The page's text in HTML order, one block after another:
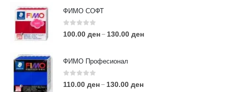
ФИМО СОФТ
0 out of 5
100.00 ден – 130.00 ден
ФИМО Професионал
0out of 5
110.00 ден – 130.00 ден